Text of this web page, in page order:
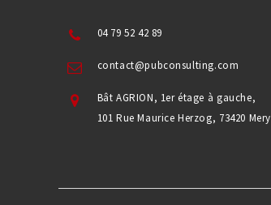
04 79 52 42 89
contact@pubconsulting.com
Bât AGRION, 1er étage à gauche,
101 Rue Maurice Herzog, 73420 Mery